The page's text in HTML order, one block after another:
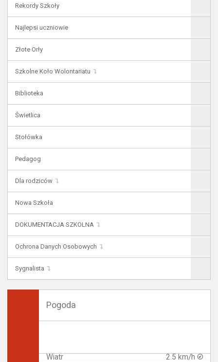
Rekordy Szkoły
Najlepsi uczniowie
Złote Orły
Szkolne Koło Wolontariatu
Biblioteka
Świetlica
Stołówka
Pedagog
Dla rodziców
Nowa Szkoła
DOKUMENTACJA SZKOLNA
Ochrona Danych Osobowych
Sygnalista
Pogoda
Wiatr
2.5 km/h